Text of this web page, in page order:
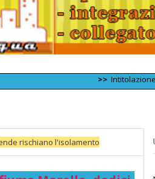
Intitolazione di
rischiano l'isolamento